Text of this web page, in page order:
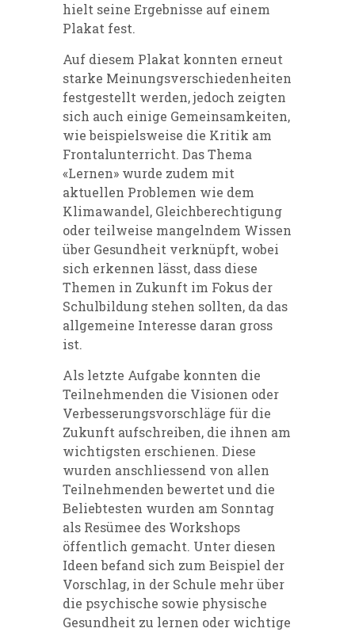
hielt seine Ergebnisse auf einem
Plakat fest.
Auf diesem Plakat konnten erneut
starke Meinungsverschiedenheiten
festgestellt werden, jedoch zeigten
sich auch einige Gemeinsamkeiten,
wie beispielsweise die Kritik am
Frontalunterricht. Das Thema
«Lernen» wurde zudem mit
aktuellen Problemen wie dem
Klimawandel, Gleichberechtigung
oder teilweise mangelndem Wissen
über Gesundheit verknüpft, wobei
sich erkennen lässt, dass diese
Themen in Zukunft im Fokus der
Schulbildung stehen sollten, da das
allgemeine Interesse daran gross
ist.
Als letzte Aufgabe konnten die
Teilnehmenden die Visionen oder
Verbesserungsvorschläge für die
Zukunft aufschreiben, die ihnen am
wichtigsten erschienen. Diese
wurden anschliessend von allen
Teilnehmenden bewertet und die
Beliebtesten wurden am Sonntag
als Resümee des Workshops
öffentlich gemacht. Unter diesen
Ideen befand sich zum Beispiel der
Vorschlag, in der Schule mehr über
die psychische sowie physische
Gesundheit zu lernen oder wichtige